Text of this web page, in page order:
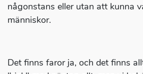
någonstans eller utan att kunna
människor.
Det finns faror ja, och det finns